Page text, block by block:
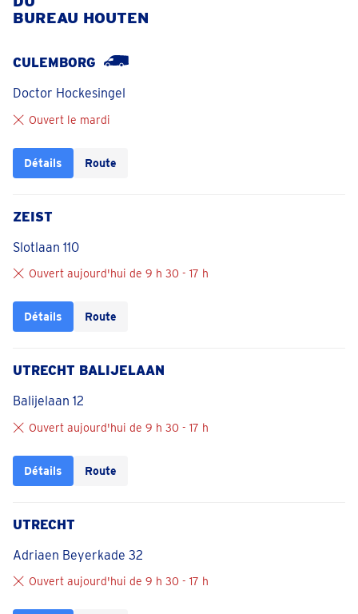
BUREAU HOUTEN
CULEMBORG
Doctor Hockesingel
Ouvert le mardi
Détails Route
ZEIST
Slotlaan 110
Ouvert aujourd'hui de 9 h 30 - 17 h
Détails Route
UTRECHT BALIJELAAN
Balijelaan 12
Ouvert aujourd'hui de 9 h 30 - 17 h
Détails Route
UTRECHT
Adriaen Beyerkade 32
Ouvert aujourd'hui de 9 h 30 - 17 h